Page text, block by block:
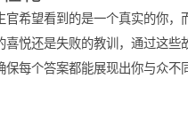
通过不断修正，提升答案
个性化
。招生官希望看到的是一个